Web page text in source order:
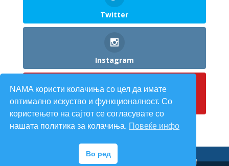
Twitter
Instagram
Pinterest
Сите права се задржани | |
NAMA користи колачиња со цел да имате
оптимално искуство и функционалност. Со
користењето на сајтот се согласувате со
нашата политика за колачиња. Повеќе инфо
Во ред